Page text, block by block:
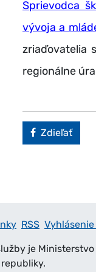
Sprievodca
vývoja a
zriaďovatelia
regionálne
Facebook
Zdieľať
RSS
je